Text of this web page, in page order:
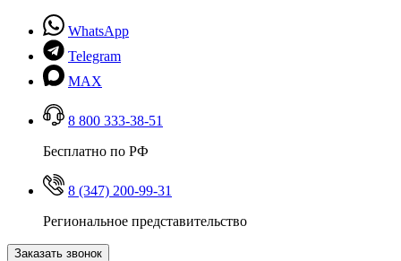
WhatsApp
Telegram
MAX
8 800 333-38-51
Бесплатно по РФ
8 (347) 200-99-31
Региональное представительство
Заказать звонок